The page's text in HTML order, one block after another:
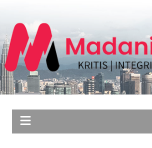
content